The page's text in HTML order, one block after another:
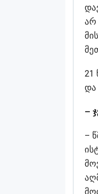
არ
21
და
–
–